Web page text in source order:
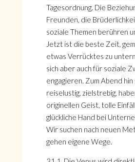
Tagesordnung. Die
Freunden, die
soziale Themen berühren
Jetzt ist die beste Zeit,
etwas Verrücktes zu
sich aber auch für soziale
engagieren. Zum Abend
reiselustig, zielstrebig,
originellen Geist, tolle
glückliche Hand bei
Wir suchen nach neuen
gehen eigene Wege.